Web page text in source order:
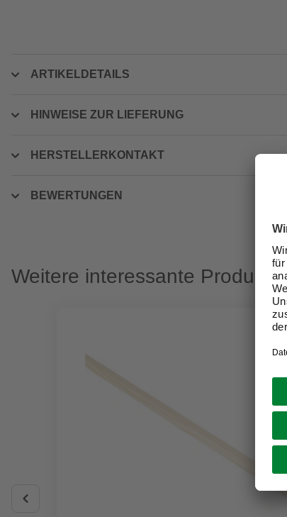
ARTIKELDETAILS
HINWEISE ZUR LIEFERUNG
HERSTELLERKONTAKT
BEWERTUNGEN
Weitere interessante Produkte